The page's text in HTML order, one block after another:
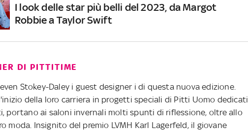
I look delle star più belli del 2023, da Margot
Robbie a Taylor Swift
DI PITTITIME
Stokey-Daley i guest designer i di questa nuova edizione.
della loro carriera in progetti speciali di Pitti Uomo dedicati
portano ai saloni invernali molti spunti di riflessione, oltre allo
moda. Insignito del premio LVMH Karl Lagerfeld, il giovane